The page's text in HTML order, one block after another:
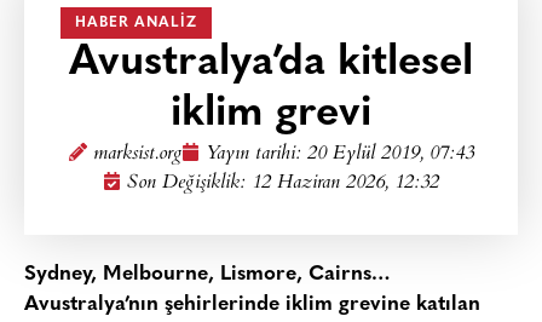
HABER ANALIZ
Avustralya’da kitlesel
iklim grevi
marksist.org Yayın tarihi: 20 Eylül 2019, 07:43
Son Değişiklik: 12 Haziran 2026, 12:32
Sydney, Melbourne, Lismore, Cairns…
Avustralya’nın şehirlerinde iklim grevine katılan